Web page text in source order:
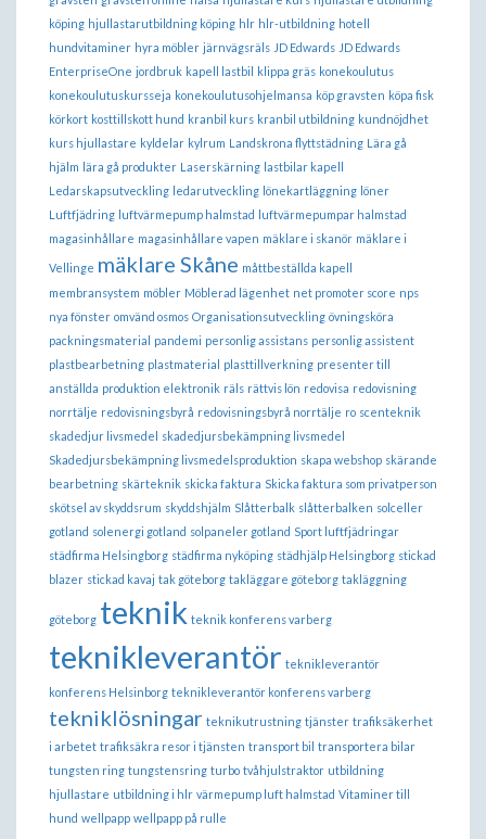
köping hjullastarutbildning köping hlr hlr-utbildning hotell
hundvitaminer hyra möbler järnvägsräls JD Edwards JD Edwards
EnterpriseOne jordbruk kapell lastbil klippa gräs konekoulutus
konekoulutuskursseja konekoulutusohjelmansa köp gravsten köpa fisk
körkort kosttillskott hund kranbil kurs kranbil utbildning kundnöjdhet
kurs hjullastare kyldelar kylrum Landskrona flyttstädning Lära gå
hjälm lära gå produkter Laserskärning lastbilar kapell
Ledarskapsutveckling ledarutveckling lönekartläggning löner
Luftfjädring luftvärmepump halmstad
luftvärmepumpar halmstad
magasinhållare magasinhållare vapen mäklare i skanör mäklare i
Vellinge mäklare Skåne måttbeställda kapell
membransystem möbler Möblerad lägenhet net promoter score nps
nya fönster omvänd osmos Organisationsutveckling övningsköra
packningsmaterial
pandemi personlig assistans personlig assistent
plastbearbetning plastmaterial plasttillverkning presenter till
anställda produktion elektronik räls rättvis lön redovisa redovisning
norrtälje redovisningsbyrå redovisningsbyrå norrtälje ro scenteknik
skadedjur livsmedel
skadedjursbekämpning livsmedel
Skadedjursbekämpning livsmedelsproduktion skapa webshop skärande
bearbetning skärteknik skicka faktura Skicka faktura som privatperson
skötsel av skyddsrum skyddshjälm Slåtterbalk slåtterbalken solceller
gotland solenergi gotland solpaneler gotland Sport luftfjädringar
städfirma Helsingborg städfirma nyköping städhjälp Helsingborg stickad
blazer stickad kavaj tak göteborg takläggare göteborg takläggning
göteborg teknik teknik konferens varberg
teknikleverantör teknikleverantör
konferens Helsinborg teknikleverantör konferens varberg
tekniklösningar teknikutrustning tjänster trafiksäkerhet
i arbetet trafiksäkra resor i tjänsten transport bil transportera bilar
tungsten ring tungstensring turbo tvåhjulstraktor utbildning
hjullastare utbildning i hlr värmepump luft halmstad Vitaminer till
hund wellpapp wellpapp på rulle